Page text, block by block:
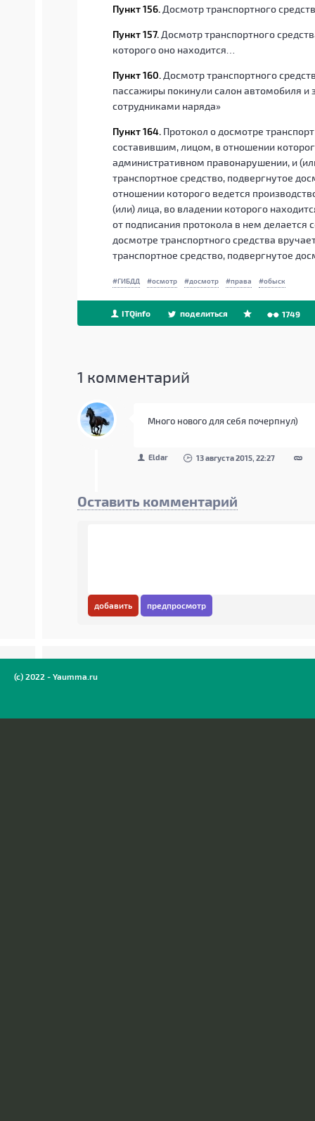
Пункт 156. Досмотр транспортного
Пункт 157. Досмотр транспортного
которого оно находится…
Пункт 160. Досмотр транспортного
пассажиры покинули салон автомобиля и
сотрудниками наряда»
Пункт 164. Протокол о досмотре
составившим, лицом, в отношении
административном правонарушении, и
транспортное средство, подвергнутое
отношении которого ведется
(или) лица, во владении которого
от подписания протокола в нем делается
досмотре транспортного средства
транспортное средство, подвергнутое
ГИБДД осмотр досмотр права обыск
ITQinfo поделиться 1749
1 комментарий
Много нового для себя почерпнул)
Eldar 13 августа 2015, 22:27
Оставить комментарий
добавить предпросмотр
(c) 2022 - Yaumma.ru